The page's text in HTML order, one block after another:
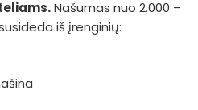
Našumas nuo 2.000 –
iš įrenginių: